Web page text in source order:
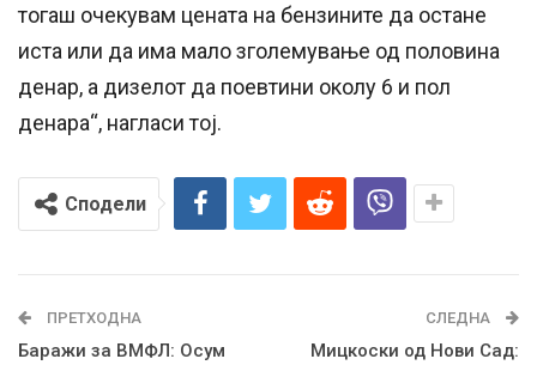
тогаш очекувам цената на бензините да остане
иста или да има мало зголемување од половина
денар, а дизелот да поевтини околу 6 и пол
денара“, нагласи тој.
Сподели
ПРЕТХОДНА
Баражи за ВМФЛ: Осум
СЛЕДНА
Мицкоски од Нови Сад: